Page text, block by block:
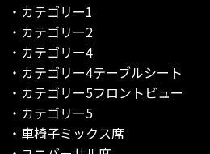
・カテゴリー1
・カテゴリー2
・カテゴリー4
・カテゴリー4テーブルシート
・カテゴリー5フロントビュー
・カテゴリー5
・車椅子ミックス席